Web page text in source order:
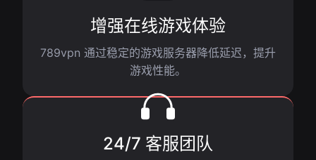
增强在线游戏体验
789vpn 通过稳定的游戏服务器降低延迟，提升
游戏性能。
24/7 客服团队